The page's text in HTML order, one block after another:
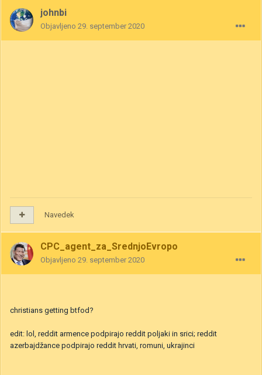
johnbi
Objavljeno 29. september 2020
Navedek
CPC_agent_za_SrednjoEvropo
Objavljeno 29. september 2020
christians getting btfod?
edit: lol, reddit armence podpirajo reddit poljaki in srici; reddit
azerbajdžance podpirajo reddit hrvati, romuni, ukrajinci